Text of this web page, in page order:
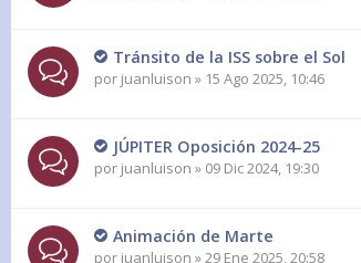
Tránsito de la ISS sobre el Sol
por juanluison » 15 Ago 2025, 10:46
JÚPITER Oposición 2024-25
por juanluison » 09 Dic 2024, 19:30
Animación de Marte
por juanluison » 29 Ene 2025, 20:58